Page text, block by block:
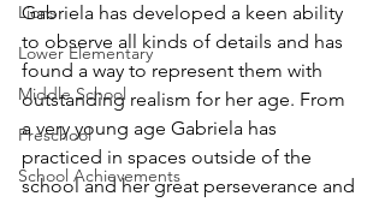
Lions
Lower Elementary
Middle School
Preschool
School Achievements
Gabriela has developed a keen ability
to observe all kinds of details and has
found a way to represent them with
outstanding realism for her age. From
a very young age Gabriela has
practiced in spaces outside of the
school and her great perseverance and